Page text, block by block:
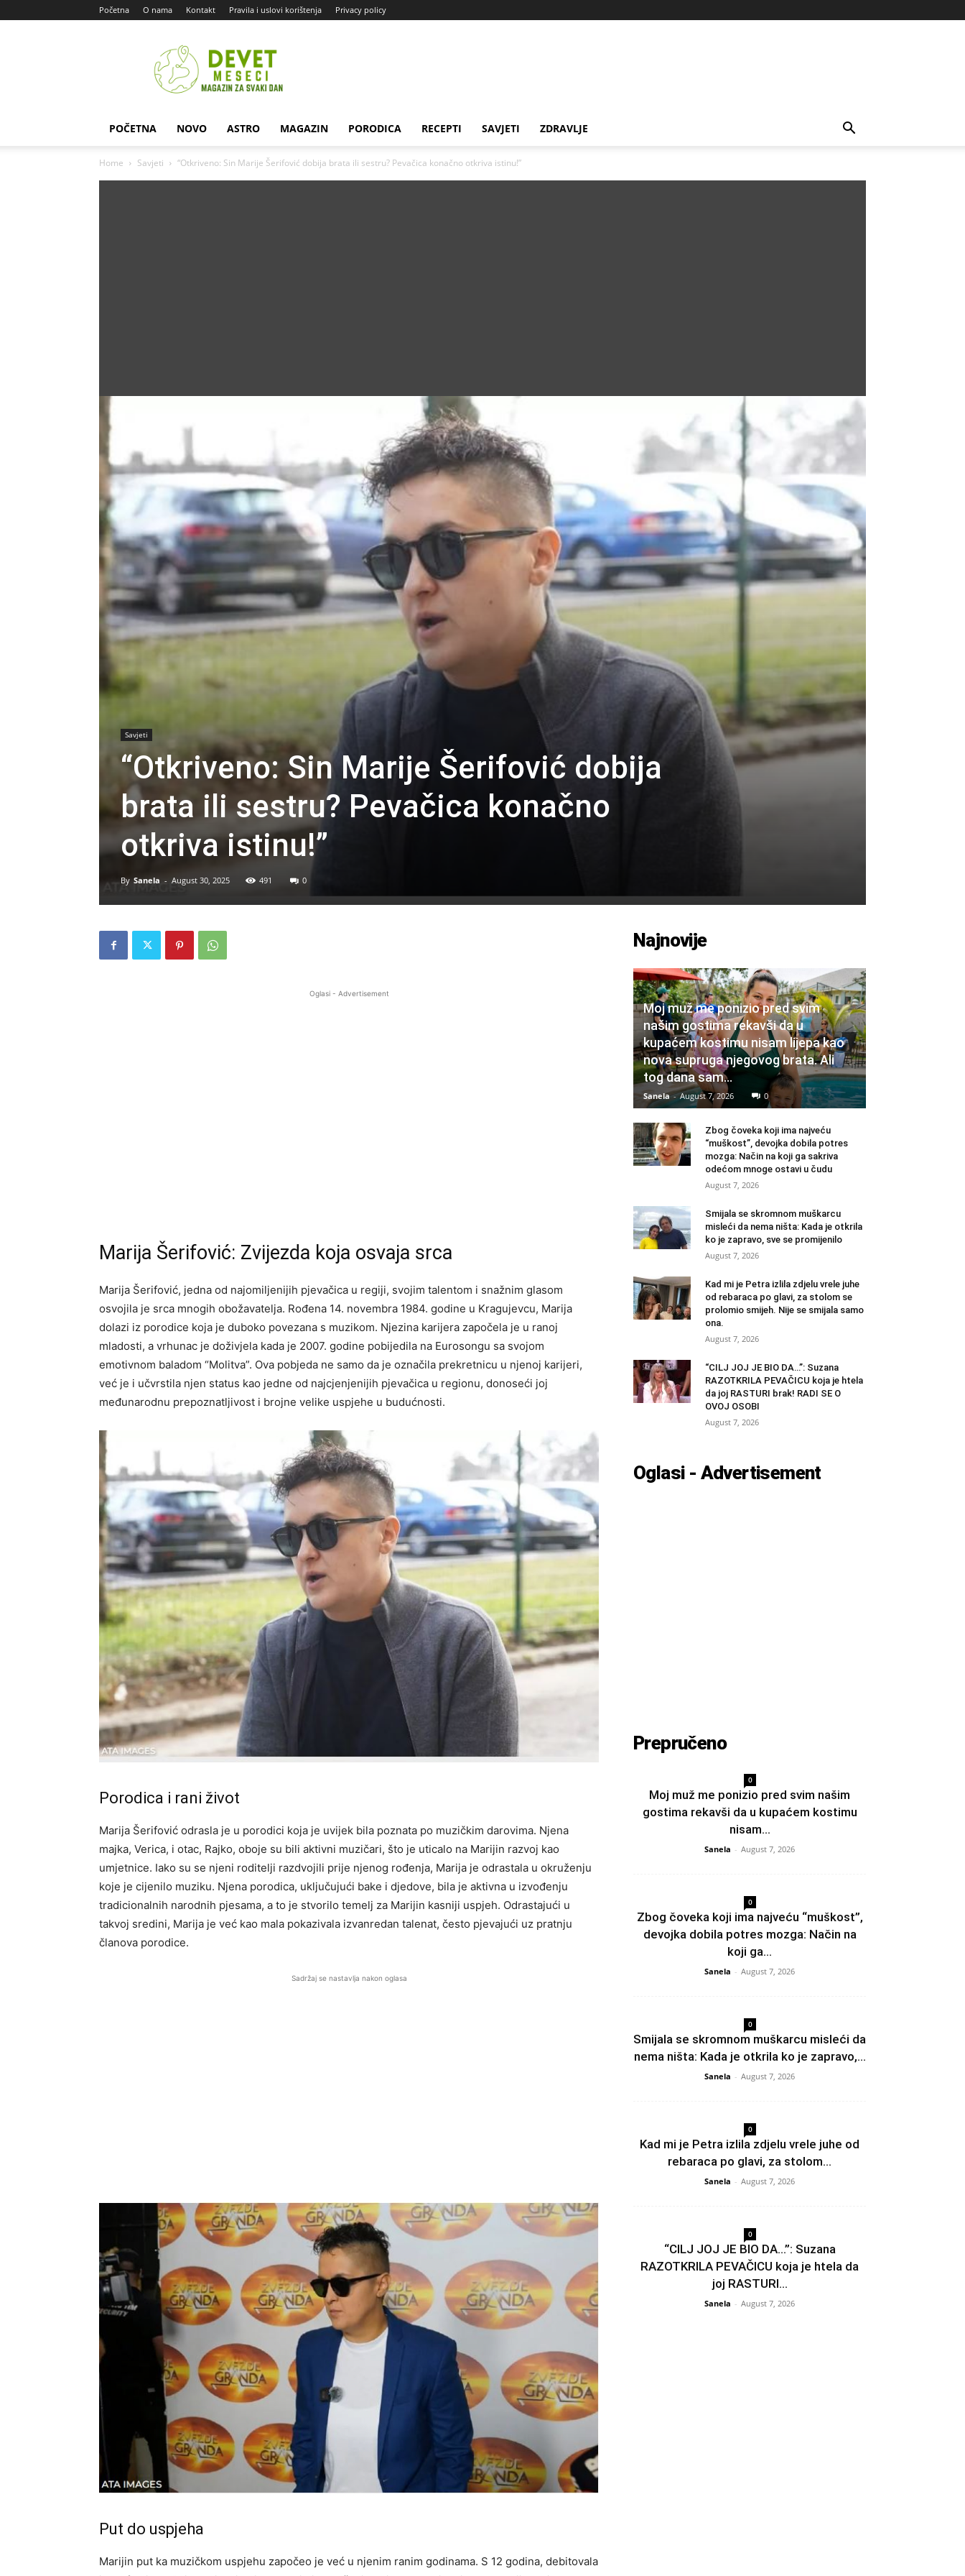
Početna O nama Kontakt Pravila i uslovi korištenja Privacy policy
Devet
Meseci
POČETNA NOVO ASTRO MAGAZIN PORODICA RECEPTI SAVJETI ZDRAVLJE
Home Savjeti “Otkriveno: Sin Marije Šerifović dobija brata ili sestru? Pevačica konačno otkriva istinu!”
Savjeti
“Otkriveno: Sin Marije Šerifović dobija
brata ili sestru? Pevačica konačno
otkriva istinu!”
By Sanela - August 30, 2025 491 0
Oglasi - Advertisement
Marija Šerifović: Zvijezda koja osvaja srca
Marija Šerifović, jedna od najomiljenijih pjevačica u regiji, svojim talentom i snažnim glasom
osvojila je srca mnogih obožavatelja. Rođena 14. novembra 1984. godine u Kragujevcu, Marija
dolazi iz porodice koja je duboko povezana s muzikom. Njezina karijera započela je u ranoj
mladosti, a vrhunac je doživjela kada je 2007. godine pobijedila na Eurosongu sa svojom
emotivnom baladom “Molitva”. Ova pobjeda ne samo da je označila prekretnicu u njenoj karijeri,
već je i učvrstila njen status kao jedne od najcjenjenijih pjevačica u regionu, donoseći joj
međunarodnu prepoznatljivost i brojne velike uspjehe u budućnosti.
Porodica i rani život
Marija Šerifović odrasla je u porodici koja je uvijek bila poznata po muzičkim darovima. Njena
majka, Verica, i otac, Rajko, oboje su bili aktivni muzičari, što je uticalo na Marijin razvoj kao
umjetnice. Iako su se njeni roditelji razdvojili prije njenog rođenja, Marija je odrastala u okruženju
koje je cijenilo muziku. Njena porodica, uključujući bake i djedove, bila je aktivna u izvođenju
tradicionalnih narodnih pjesama, a to je stvorilo temelj za Marijin kasniji uspjeh. Odrastajući u
takvoj sredini, Marija je već kao mala pokazivala izvanredan talenat, često pjevajući uz pratnju
članova porodice.
Sadržaj se nastavlja nakon oglasa
Put do uspjeha
Marijin put ka muzičkom uspjehu započeo je već u njenim ranim godinama. S 12 godina, debitovala
Najnovije
Moj muž me ponizio pred svim
našim gostima rekavši da u
kupaćem kostimu nisam lijepa kao
nova supruga njegovog brata. Ali
tog dana sam...
Sanela - August 7, 2026 0
Zbog čoveka koji ima najveću
“muškost”, devojka dobila potres
mozga: Način na koji ga sakriva
odećom mnoge ostavi u čudu
August 7, 2026
Smijala se skromnom muškarcu
misleći da nema ništa: Kada je otkrila
ko je zapravo, sve se promijenilo
August 7, 2026
Kad mi je Petra izlila zdjelu vrele juhe
od rebaraca po glavi, za stolom se
prolomio smijeh. Nije se smijala samo
ona.
August 7, 2026
“CILJ JOJ JE BIO DA…”: Suzana
RAZOTKRILA PEVAČICU koja je htela
da joj RASTURI brak! RADI SE O
OVOJ OSOBI
August 7, 2026
Oglasi - Advertisement
Prepručeno
0
Moj muž me ponizio pred svim našim
gostima rekavši da u kupaćem kostimu
nisam...
Sanela - August 7, 2026
0
Zbog čoveka koji ima najveću “muškost”,
devojka dobila potres mozga: Način na
koji ga...
Sanela - August 7, 2026
0
Smijala se skromnom muškarcu misleći da
nema ništa: Kada je otkrila ko je zapravo,...
Sanela - August 7, 2026
0
Kad mi je Petra izlila zdjelu vrele juhe od
rebaraca po glavi, za stolom...
Sanela - August 7, 2026
0
“CILJ JOJ JE BIO DA…”: Suzana
RAZOTKRILA PEVAČICU koja je htela da
joj RASTURI...
Sanela - August 7, 2026